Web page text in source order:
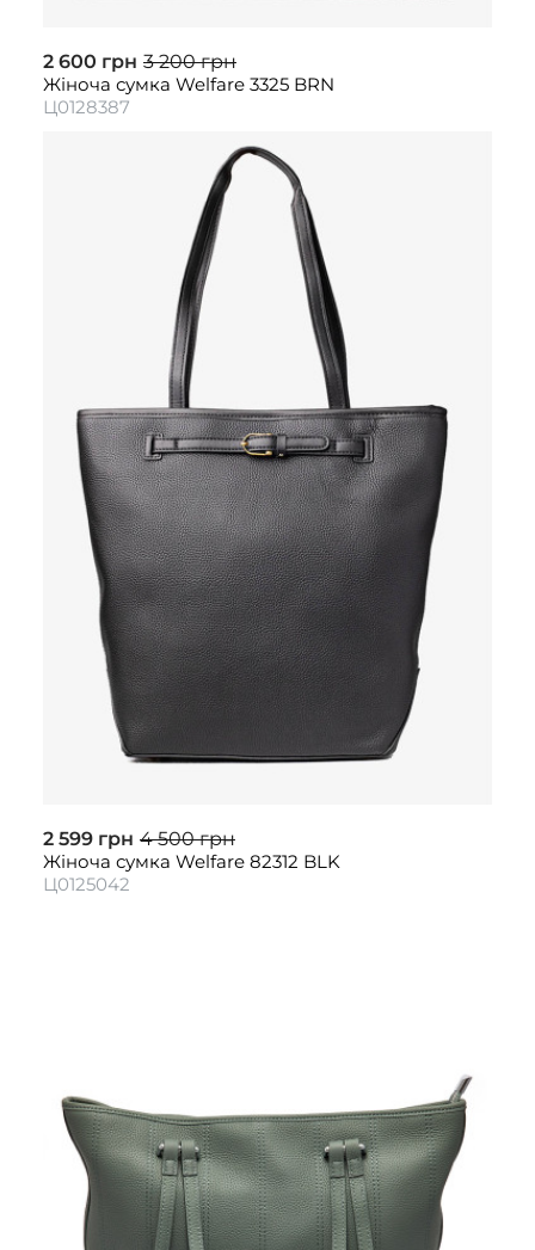
2 600 грн 3 200 грн
Жіноча сумка Welfare 3325 BRN
Ц0128387
2 599 грн 4 500 грн
Жіноча сумка Welfare 82312 BLK
Ц0125042